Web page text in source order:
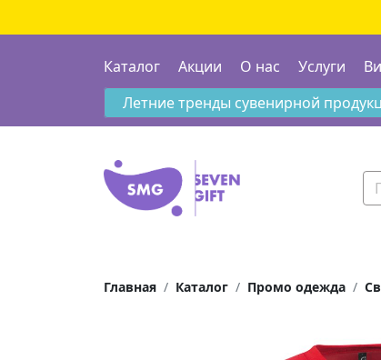
Каталог Акции О нас Услуги
Летние тренды сувенирной
Главная Каталог Промо одежда